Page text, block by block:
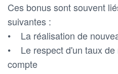
Ces bonus sont souvent
suivantes :
• La réalisation de
• Le respect d'un taux de
compte